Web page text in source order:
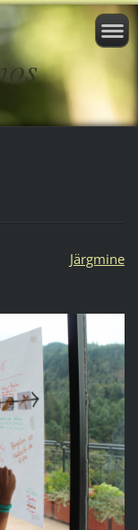
Järgmine